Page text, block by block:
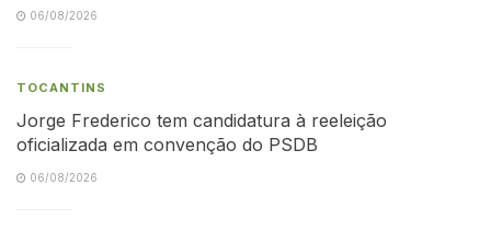
06/08/2026
TOCANTINS
Jorge Frederico tem candidatura à reeleição
oficializada em convenção do PSDB
06/08/2026